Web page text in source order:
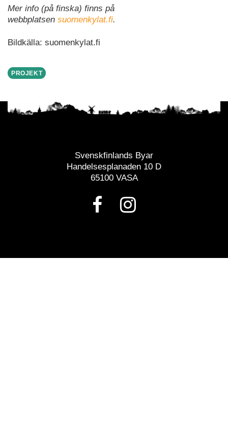
PROJEKT
Mer info (på finska) finns på
webbplatsen suomenkylat.fi.
Bildkälla: suomenkylat.fi
Svenskfinlands Byar
Handelsesplanaden 10 D
65100 VASA